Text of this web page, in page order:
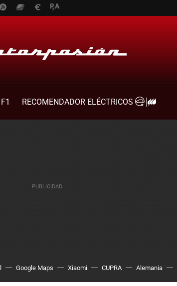
F1
RECOMENDADOR ELÉCTRICOS
Google Maps Xiaomi CUPRA Alemania